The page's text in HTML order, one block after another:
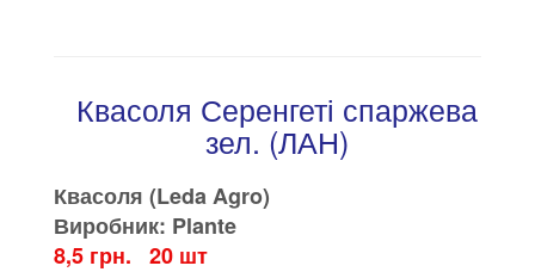
Квасоля Серенгеті спаржева
зел. (ЛАН)
Квасоля (Leda Agro)
Виробник: Plante
8,5 грн. 20 шт